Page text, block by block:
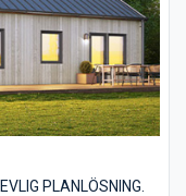
PLANLÖSNING.